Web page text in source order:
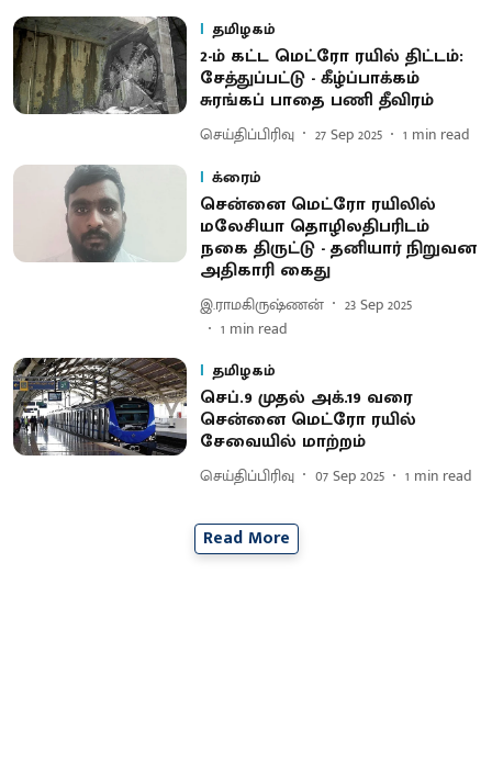
தமிழகம்
2-ம் கட்ட மெட்ரோ ரயில் திட்டம்:
சேத்துப்பட்டு - கீழ்ப்பாக்கம்
சுரங்கப் பாதை பணி தீவிரம்
செய்திப்பிரிவு 27 Sep 2025 1 min read
க்ரைம்
சென்னை மெட்ரோ ரயிலில்
மலேசியா தொழிலதிபரிடம்
நகை திருட்டு - தனியார் நிறுவன
அதிகாரி கைது
இ.ராமகிருஷ்ணன்
23 Sep 2025
1 min read
தமிழகம்
செப்.9 முதல் அக்.19 வரை
சென்னை மெட்ரோ ரயில்
சேவையில் மாற்றம்
செய்திப்பிரிவு 07 Sep 2025 1 min read
Read More